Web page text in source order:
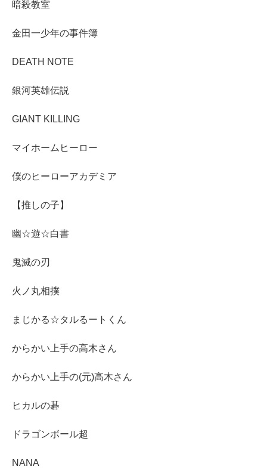
暗殺教室
金田一少年の事件簿
DEATH NOTE
銀河英雄伝説
GIANT KILLING
マイホームヒーロー
僕のヒーローアカデミア
【推しの子】
幽☆遊☆白書
鬼滅の刃
火ノ丸相撲
まじかる☆タルるートくん
からかい上手の高木さん
からかい上手の(元)高木さん
ヒカルの碁
ドラゴンボール超
NANA